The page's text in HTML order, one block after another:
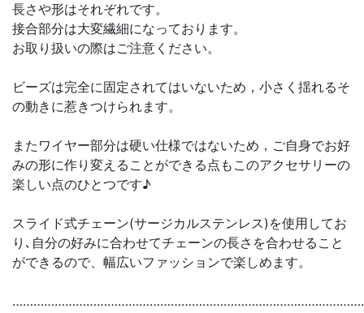
長さや形はそれぞれです。
接合部分は大変繊細になっております。
お取り扱いの際はご注意ください。
ビーズは完全に固定されてはいないため，小さく揺れるそ
の動きに惹きつけられます。
またワイヤー部分は硬い仕様ではないため，ご自身でお好
みの形に作り変えることができる点もこのアクセサリーの
楽しい点のひとつです♪
スライド式チェーン(サージカルステンレス)を使用してお
り､自分の好みに合わせてチェーンの長さを合わせること
ができるので、幅広いファッションで楽しめます。